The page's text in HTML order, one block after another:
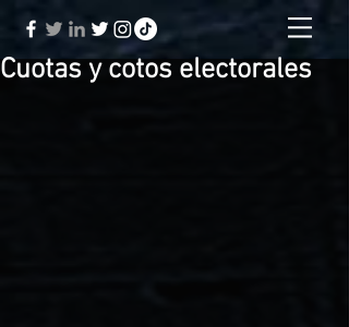
Cuotas y cotos electorales